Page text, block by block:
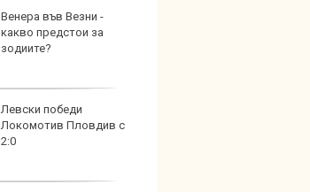
Венера във Везни -
какво предстои за
зодиите?
Левски победи
Локомотив Пловдив с
2:0